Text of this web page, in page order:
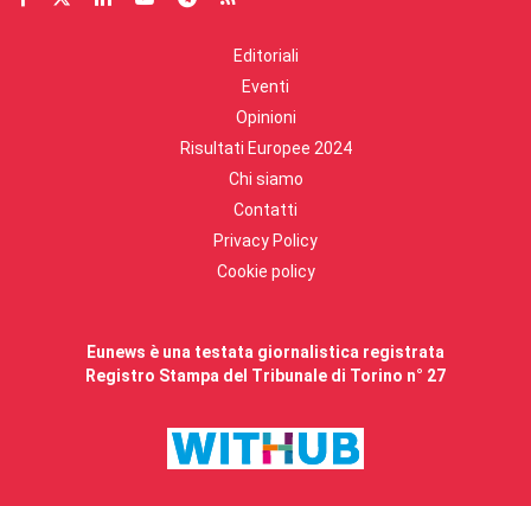
Editoriali
Eventi
Opinioni
Risultati Europee 2024
Chi siamo
Contatti
Privacy Policy
Cookie policy
Eunews è una testata giornalistica registrata
Registro Stampa del Tribunale di Torino n° 27